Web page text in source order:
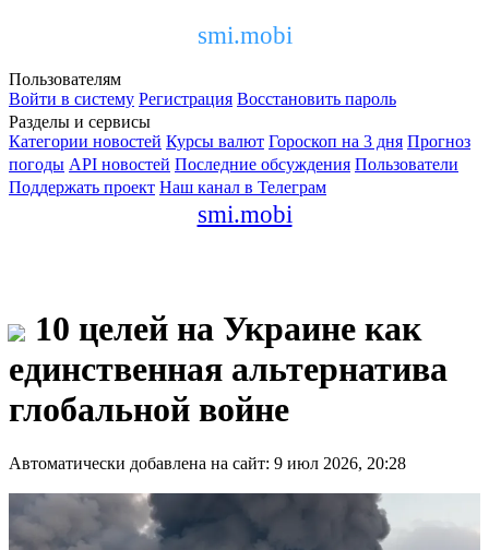
smi.mobi
Пользователям
Войти в систему Регистрация Восстановить пароль
Разделы и сервисы
Категории новостей Курсы валют Гороскоп на 3 дня Прогноз
погоды API новостей Последние обсуждения Пользователи
Поддержать проект Наш канал в Телеграм
smi.mobi
10 целей на Украине как
единственная альтернатива
глобальной войне
Автоматически добавлена на сайт: 9 июл 2026, 20:28